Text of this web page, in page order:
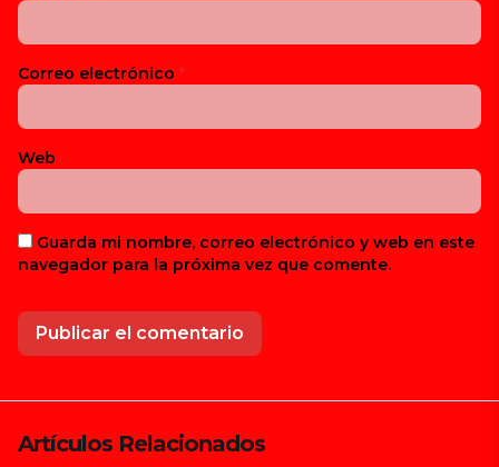
Correo electrónico *
Web
Guarda mi nombre, correo electrónico y web en este
navegador para la próxima vez que comente.
Artículos Relacionados